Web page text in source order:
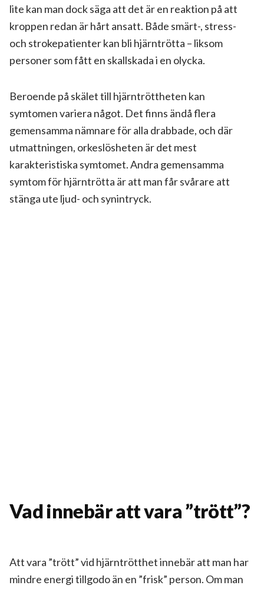
lite kan man dock säga att det är en reaktion på att
kroppen redan är hårt ansatt. Både smärt-, stress-
och strokepatienter kan bli hjärntrötta – liksom
personer som fått en skallskada i en olycka.
Beroende på skälet till hjärntröttheten kan
symtomen variera något. Det finns ändå flera
gemensamma nämnare för alla drabbade, och där
utmattningen, orkeslösheten är det mest
karakteristiska symtomet. Andra gemensamma
symtom för hjärntrötta är att man får svårare att
stänga ute ljud- och synintryck.
Vad innebär att vara ”trött”?
Att vara ”trött” vid hjärntrötthet innebär att man har
mindre energi tillgodo än en ”frisk” person. Om man